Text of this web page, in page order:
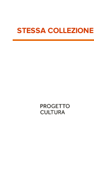
STESSA COLLEZIONE